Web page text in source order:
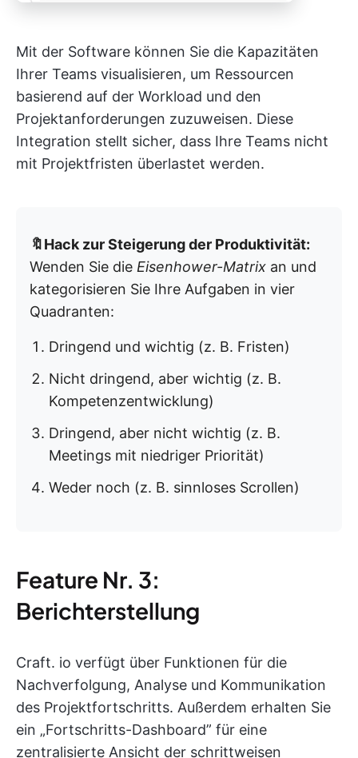
Mit der Software können Sie die Kapazitäten
Ihrer Teams visualisieren, um Ressourcen
basierend auf der Workload und den
Projektanforderungen zuzuweisen. Diese
Integration stellt sicher, dass Ihre Teams nicht
mit Projektfristen überlastet werden.
🔖Hack zur Steigerung der Produktivität:
Wenden Sie die Eisenhower-Matrix an und
kategorisieren Sie Ihre Aufgaben in vier
Quadranten:
Dringend und wichtig (z. B. Fristen)
Nicht dringend, aber wichtig (z. B.
Kompetenzentwicklung)
Dringend, aber nicht wichtig (z. B.
Meetings mit niedriger Priorität)
Weder noch (z. B. sinnloses Scrollen)
Feature Nr. 3:
Berichterstellung
Craft. io verfügt über Funktionen für die
Nachverfolgung, Analyse und Kommunikation
des Projektfortschritts. Außerdem erhalten Sie
ein „Fortschritts-Dashboard” für eine
zentralisierte Ansicht der schrittweisen